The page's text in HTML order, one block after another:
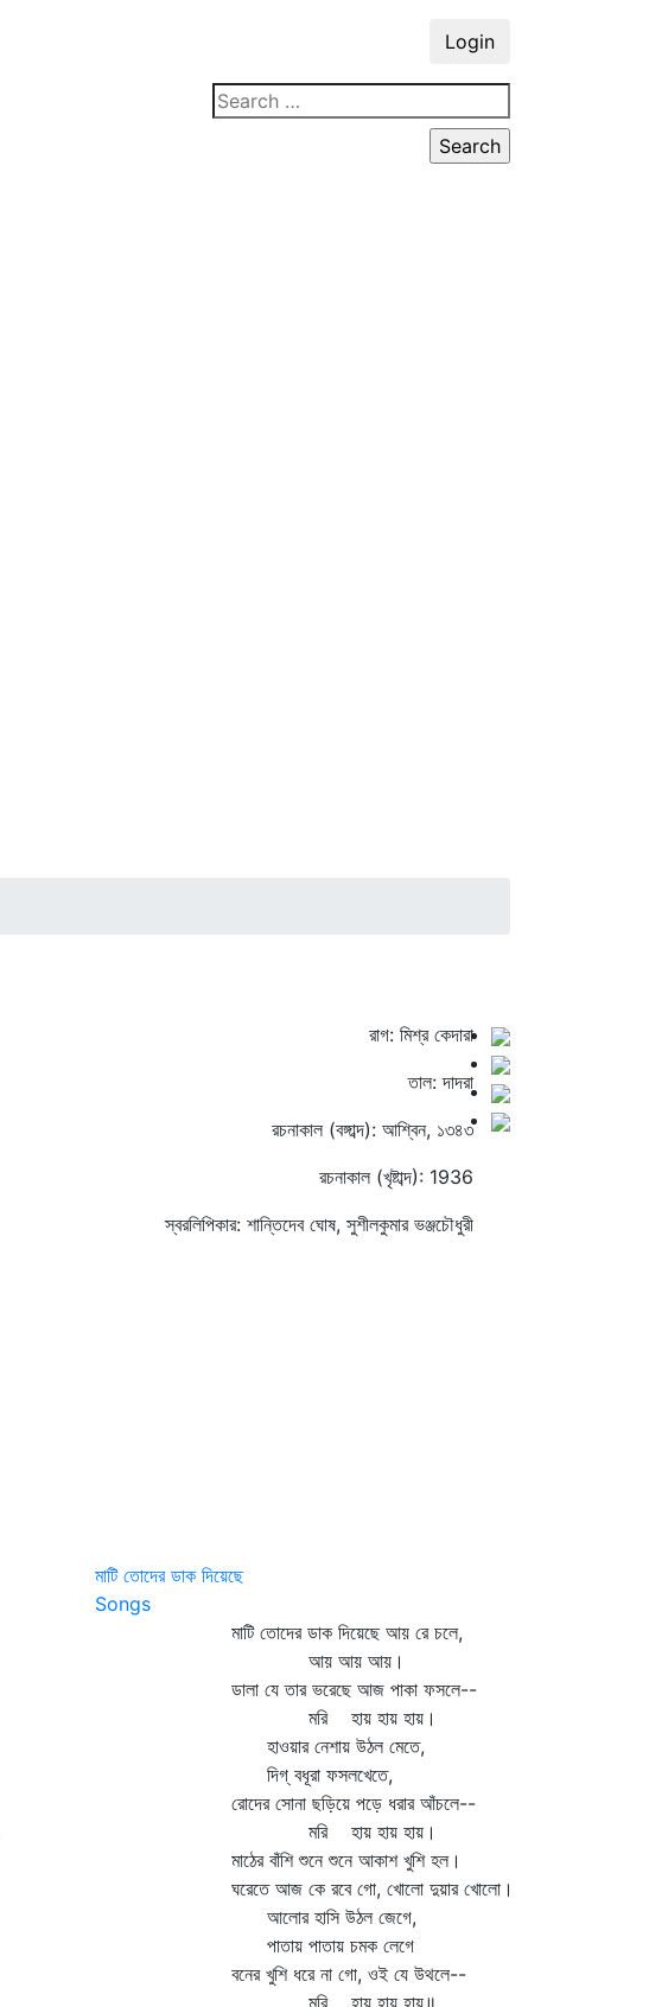
Login
রাগ: মিশ্র কেদারা
তাল: দাদরা
রচনাকাল (বঙ্গাব্দ): আশ্বিন, ১৩৪৩
রচনাকাল (খৃষ্টাব্দ): 1936
স্বরলিপিকার: শান্তিদেব ঘোষ, সুশীলকুমার ভঞ্জচৌধুরী
মাটি তোদের ডাক দিয়েছে
Songs
মাটি তোদের ডাক দিয়েছে আয় রে চলে,
আয় আয় আয়।
ডালা যে তার ভরেছে আজ পাকা ফসলে--
মরি হায় হায় হায়।
হাওয়ার নেশায় উঠল মেতে,
দিগ্‌ বধূরা ফসলখেতে,
রোদের সোনা ছড়িয়ে পড়ে ধরার আঁচলে--
মরি হায় হায় হায়।
মাঠের বাঁশি শুনে শুনে আকাশ খুশি হল।
ঘরেতে আজ কে রবে গো, খোলো দুয়ার খোলো।
আলোর হাসি উঠল জেগে,
পাতায় পাতায় চমক লেগে
বনের খুশি ধরে না গো, ওই যে উথলে--
মরি হায় হায় হায়॥